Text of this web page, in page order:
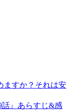
ますか？それは安
話』あらすじ&感